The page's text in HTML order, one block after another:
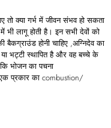
तो क्या गर्भ में जीवन संभव हो सकता
भी लागू होती है। इन सभी देवों को
होनी चाहिए ,अग्निदेव का
या भट्टी स्थापित है और वह बच्चे के
भोजन का पचना
प्रकार का combustion/